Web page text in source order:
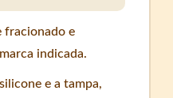
fracionado e
indicada.
e a tampa,